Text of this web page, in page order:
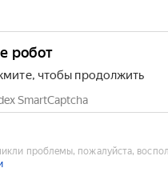
робот
чтобы продолжить
SmartCaptcha
проблемы, пожалуйста,